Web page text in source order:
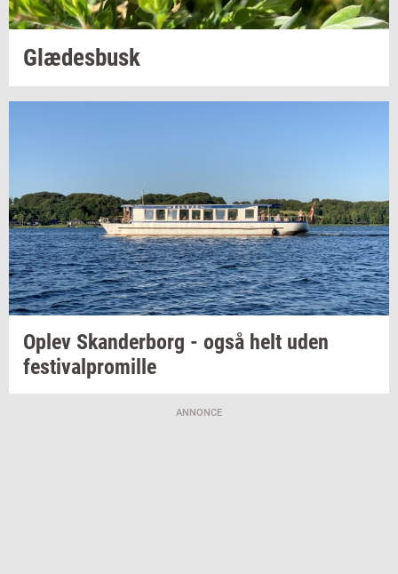
Glæ­des­busk
Oplev Skan­der­borg - også helt uden
festi­val­pro­mil­le
ANNONCE